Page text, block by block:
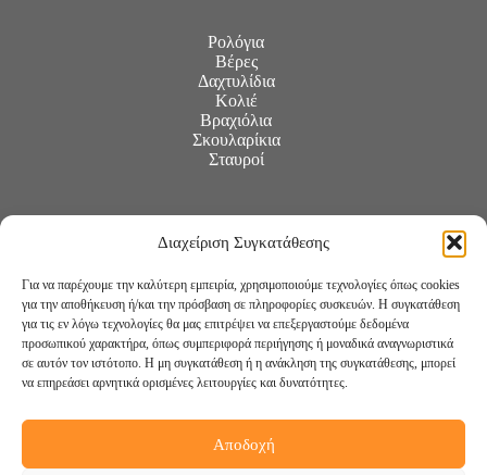
Διαχείριση Συγκατάθεσης
Για να παρέχουμε την καλύτερη εμπειρία, χρησιμοποιούμε τεχνολογίες όπως cookies
για την αποθήκευση ή/και την πρόσβαση σε πληροφορίες συσκευών. Η συγκατάθεση
για τις εν λόγω τεχνολογίες θα μας επιτρέψει να επεξεργαστούμε δεδομένα
προσωπικού χαρακτήρα, όπως συμπεριφορά περιήγησης ή μοναδικά αναγνωριστικά
σε αυτόν τον ιστότοπο. Η μη συγκατάθεση ή η ανάκληση της συγκατάθεσης, μπορεί
να επηρεάσει αρνητικά ορισμένες λειτουργίες και δυνατότητες.
Αποδοχή
Ρολόγια
Βέρες
Δαχτυλίδια
Κολιέ
Βραχιόλια
Σκουλαρίκια
Σταυροί